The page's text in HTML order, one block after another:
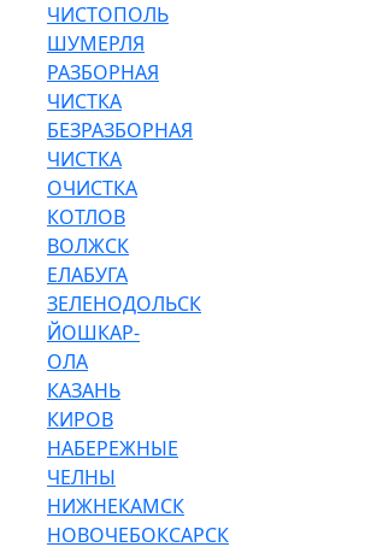
ЧИСТОПОЛЬ
ШУМЕРЛЯ
РАЗБОРНАЯ
ЧИСТКА
БЕЗРАЗБОРНАЯ
ЧИСТКА
ОЧИСТКА
КОТЛОВ
ВОЛЖСК
ЕЛАБУГА
ЗЕЛЕНОДОЛЬСК
ЙОШКАР-
ОЛА
КАЗАНЬ
КИРОВ
НАБЕРЕЖНЫЕ
ЧЕЛНЫ
НИЖНЕКАМСК
НОВОЧЕБОКСАРСК